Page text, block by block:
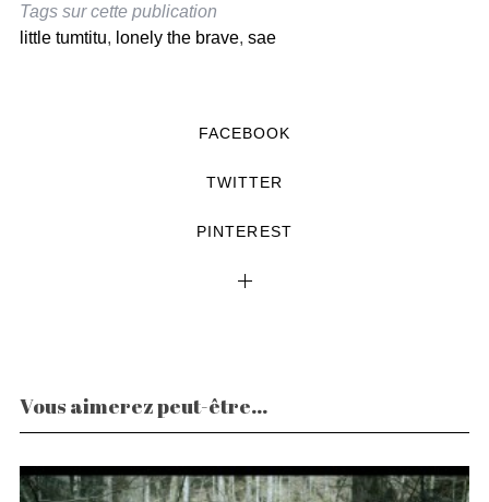
Tags sur cette publication
little tumtitu, lonely the brave, sae
FACEBOOK
TWITTER
PINTEREST
Vous aimerez peut-être...